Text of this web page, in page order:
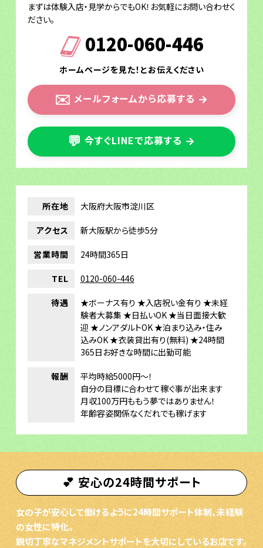
まずは体験入店・見学からでもOK！お気軽にお問い合わせく
ださい。
0120-060-446
ホームページを見た！とお伝えください
✉️ メールフォームから応募する →
💬 今すぐLINEで応募する →
所在地 大阪府大阪市淀川区
アクセス 新大阪駅から徒歩5分
営業時間 24時間365日
TEL 0120-060-446
待遇
★ボーナス有り ★入店祝い金有り ★未経
験者大募集 ★日払いOK ★当日面接大歓
迎 ★ノンアダルトOK ★泊まり込み・住み
込みOK ★衣装貸出有り(無料) ★24時間
365日お好きな時間に出勤可能
報酬
平均時給5000円～！
自分の目標に合わせて稼ぐ事が出来ます
月収100万円ももう夢ではありません！
年齢容姿関係なくだれでも稼げます
💕 安心の24時間サポート
女の子が安心して働けるように24時間サポート体制、未経験
の女性に特化。
親切丁寧なマネジメントサポートを大切にしているお店です。